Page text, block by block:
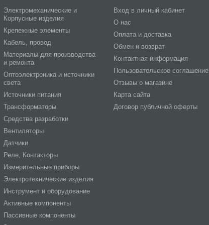
Электромеханические и
Корпусные изделия
Крепежные элементы
Кабель, провод
Материалы для производства
и ремонта
Оптоэлектроника и источники
света
Источники питания
Трансформаторы
Средства разработки
Вентиляторы
Датчики
Реле, Контакторы
Измерительные приборы
Электротехнические изделия
Инструмент и оборудование
Активные компоненты
Пассивные компоненты
Вход в личный кабинет
О нас
Оплата и доставка
Обмен и возврат
Контактная информация
Пользовательское соглашение
Отзывы о магазине
Карта сайта
Договор публичной оферты